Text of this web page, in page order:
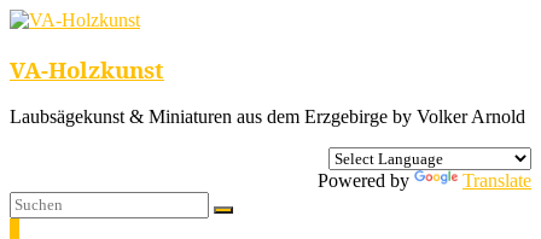
VA-Holzkunst
Laubsägekunst & Miniaturen aus dem Erzgebirge by Volker Arnold
Powered by Translate